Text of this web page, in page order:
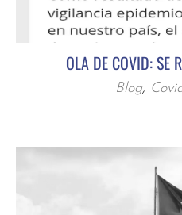
OLA DE COVID: SE
Blog,